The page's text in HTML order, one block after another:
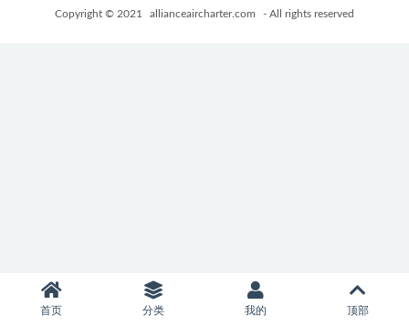
Copyright © 2021 allianceaircharter.com - All rights reserved
首页 分类 我的 顶部